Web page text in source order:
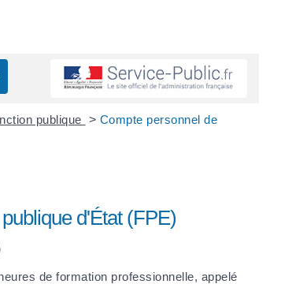
publique > Compte personnel de
d'État (FPE)
de formation professionnelle, appelé